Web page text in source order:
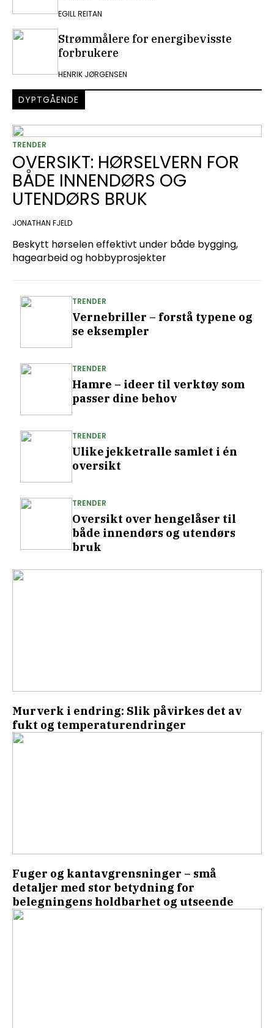
EGILL REITAN
Strømmålere for energibevisste
forbrukere
HENRIK JØRGENSEN
DYPTGÅENDE
OVERSIKT: HØRSELVERN FOR
BÅDE INNENDØRS OG
UTENDØRS BRUK
Beskytt hørselen effektivt under både bygging,
hagearbeid og hobbyprosjekter
TRENDER
JONATHAN FJELD
Vernebriller – forstå typene og
se eksempler
TRENDER
Hamre – ideer til verktøy som
passer dine behov
TRENDER
Ulike jekketralle samlet i én
oversikt
TRENDER
Oversikt over hengelåser til
både innendørs og utendørs
bruk
TRENDER
Murverk i endring: Slik påvirkes det av
fukt og temperaturendringer
Fuger og kantavgrensninger – små
detaljer med stor betydning for
belegningens holdbarhet og utseende